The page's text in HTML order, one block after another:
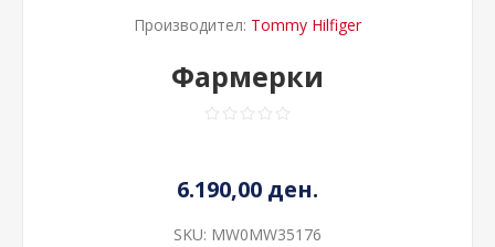
Производител: Tommy Hilfiger
Фармерки
6.190,00 ден.
SKU: MW0MW35176